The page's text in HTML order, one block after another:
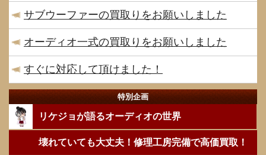
サブウーファーの買取りをお願いしました
オーディオ一式の買取りをお願いしました
すぐに対応して頂けました！
特別企画
リケジョが語るオーディオの世界
壊れていても大丈夫！修理工房完備で高価買取！